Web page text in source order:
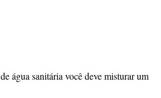
água sanitária você deve misturar um